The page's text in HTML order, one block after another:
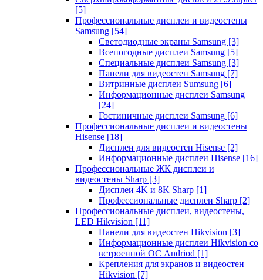
[5]
Профессиональные дисплеи и видеостены
Samsung [54]
Светодиодные экраны Samsung [3]
Всепогодные дисплеи Samsung [5]
Специальные дисплеи Samsung [3]
Панели для видеостен Samsung [7]
Витринные дисплеи Sumsung [6]
Информационные дисплеи Samsung
[24]
Гостиничные дисплеи Samsung [6]
Профессиональные дисплеи и видеостены
Hisense [18]
Дисплеи для видеостен Hisense [2]
Информационные дисплеи Hisense [16]
Профессиональные ЖК дисплеи и
видеостены Sharp [3]
Дисплеи 4K и 8K Sharp [1]
Профессиональные дисплеи Sharp [2]
Профессиональные дисплеи, видеостены,
LED Hikvision [11]
Панели для видеостен Hikvision [3]
Информационные дисплеи Hikvision со
встроенной ОС Andriod [1]
Крепления для экранов и видеостен
Hikvision [7]